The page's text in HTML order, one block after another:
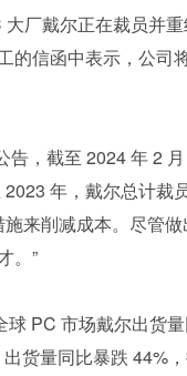
厂戴尔正在裁员并
的信函中表示，公司
告，截至 2024 年 2
年，戴尔总计裁
来削减成本。尽管
。”
PC 市场戴尔出货
货量同比暴跌 44%